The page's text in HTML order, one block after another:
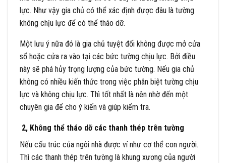
lực. Như vậy gia chủ có thể xác định được đâu là tường
không chịu lực để có thể tháo dỡ.
Một lưu ý nữa đó là gia chủ tuyệt đối không được mở cửa
sổ hoặc cửa ra vào tại các bức tường chịu lực. Bởi điều
này sẽ phá hủy trọng lượng của bức tường. Nếu gia chủ
không có nhiều kiến thức trong việc phân biệt tường chịu
lực và không chịu lực. Thì tốt nhất là nên nhờ đến một
chuyên gia để cho ý kiến và giúp kiểm tra.
2, Không thể tháo dỡ các thanh thép trên tường
Nếu cấu trúc của ngôi nhà được ví như cơ thể con người.
Thì các thanh thép trên tường là khung xương của người